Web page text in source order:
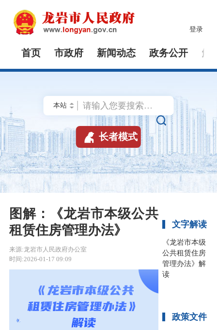
登录
首页 市政府 新闻动态 政务公开 解

 长者模式
图解：《龙岩市本级公共
租赁住房管理办法》
来源:龙岩市人民政府办公室
时间:2026-01-17 09:09
文字解读
《龙岩市本级
公共租赁住房
管理办法》解
读
政策文件